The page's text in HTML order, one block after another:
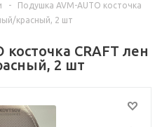
-
Подушка AVM-AUTO косточка
красный, 2 шт
CRAFT лен
2 шт